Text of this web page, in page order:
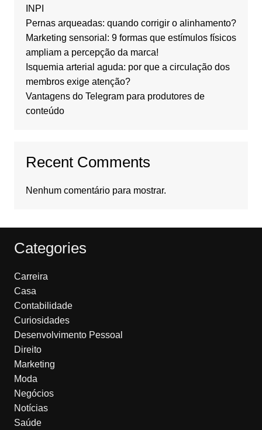
INPI
Pernas arqueadas: quando corrigir o alinhamento?
Marketing sensorial: 9 formas que estímulos físicos
ampliam a percepção da marca!
Isquemia arterial aguda: por que a circulação dos
membros exige atenção?
Vantagens do Telegram para produtores de
conteúdo
Recent Comments
Nenhum comentário para mostrar.
Categories
Carreira
Casa
Contabilidade
Curiosidades
Desenvolvimento Pessoal
Direito
Marketing
Moda
Negócios
Notícias
Saúde